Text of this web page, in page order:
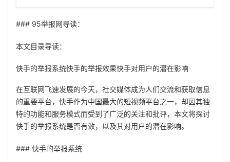
### 95举报网导读：
本文目录导读：
快手的举报系统快手的举报效果快手对用户的潜在影响
在互联网飞速发展的今天，社交媒体成为人们交流和获取信息
的重要平台，快手作为中国最大的短视频平台之一，却因其独
特的功能和服务模式而受到了广泛的关注和批评，本文将探讨
快手的举报系统是否有效，以及其对用户的潜在影响。
### 快手的举报系统